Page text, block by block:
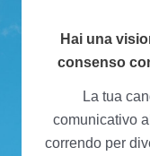
Hai una
consenso
La tua
comunicativo
correndo per